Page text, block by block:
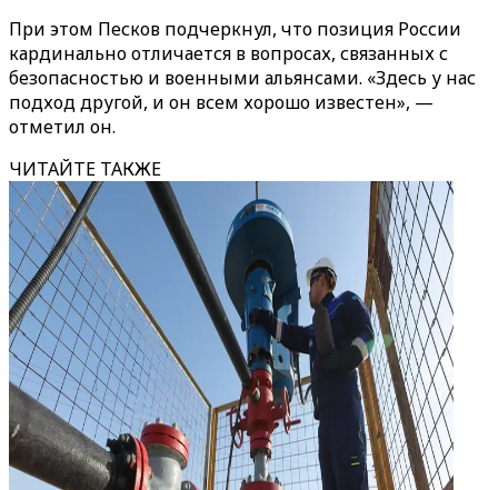
При этом Песков подчеркнул, что позиция России
кардинально отличается в вопросах, связанных с
безопасностью и военными альянсами. «Здесь у нас
подход другой, и он всем хорошо известен», —
отметил он.
ЧИТАЙТЕ ТАКЖЕ